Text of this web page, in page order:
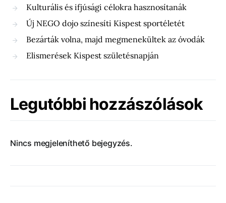
Kulturális és ifjúsági célokra hasznosítanák
Új NEGO dojo színesíti Kispest sportéletét
Bezárták volna, majd megmenekültek az óvodák
Elismerések Kispest születésnapján
Legutóbbi hozzászólások
Nincs megjeleníthető bejegyzés.